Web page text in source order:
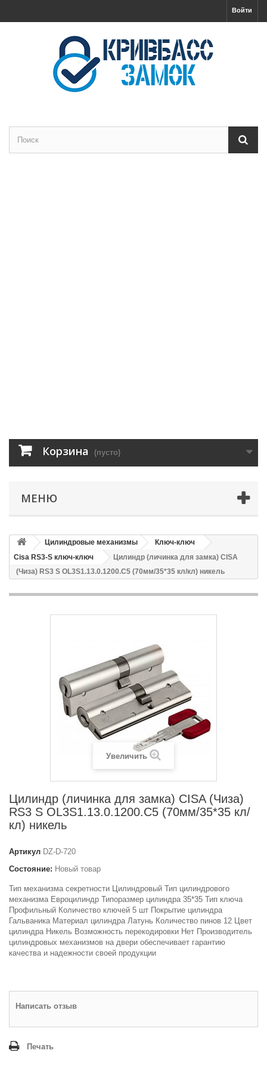
Войти
Корзина (пусто)
МЕНЮ
Цилиндровые механизмы
Ключ-ключ
Cisa RS3-S ключ-ключ
Цилиндр (личинка для замка) CISA
(Чиза) RS3 S OL3S1.13.0.1200.С5 (70мм/35*35 кл/кл) никель
Увеличить
Цилиндр (личинка для замка) CISA (Чиза)
RS3 S OL3S1.13.0.1200.С5 (70мм/35*35 кл/
кл) никель
Артикул DZ-D-720
Состояние: Новый товар
Тип механизма секретности Цилиндровый Тип цилиндрового
механизма Евроцилиндр Типоразмер цилиндра 35*35 Тип ключа
Профильный Количество ключей 5 шт Покрытие цилиндра
Гальваника Материал цилиндра Латунь Количество пинов 12 Цвет
цилиндра Никель Возможность перекодировки Нет Производитель
цилиндровых механизмов на двери обеспечивает гарантию
качества и надежности своей продукции
Написать отзыв
Печать